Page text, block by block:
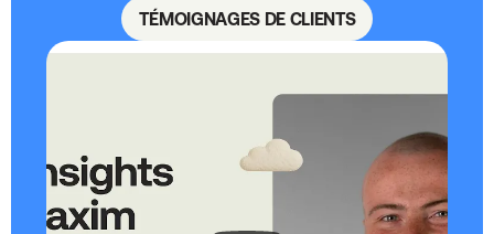
TÉMOIGNAGES DE CLIENTS